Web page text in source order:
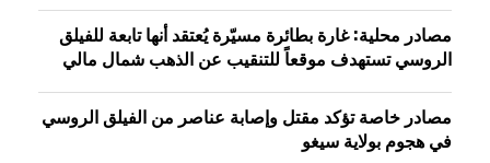
مصادر محلية: غارة بطائرة مسيّرة يُعتقد أنها تابعة للفيلق
الروسي تستهدف موقعاً للتنقيب عن الذهب شمال مالي
مصادر خاصة تؤكد مقتل وإصابة عناصر من الفيلق الروسي
في هجوم بولاية سيغو